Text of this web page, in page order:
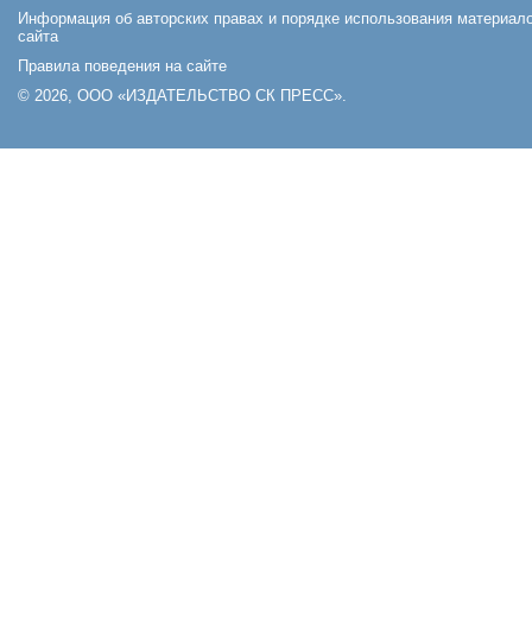
Информация об авторских правах и порядке использования
сайта
Правила поведения на сайте
© 2026, ООО «ИЗДАТЕЛЬСТВО СК ПРЕСС».